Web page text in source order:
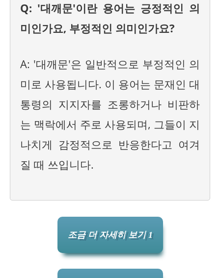
Q: '대깨문'이란 용어는 긍정적인 의
미인가요, 부정적인 의미인가요?
A: '대깨문'은 일반적으로 부정적인 의
미로 사용됩니다. 이 용어는 문재인 대
통령의 지지자를 조롱하거나 비판하
는 맥락에서 주로 사용되며, 그들이 지
나치게 감정적으로 반응한다고 여겨
질 때 쓰입니다.
조금 더 자세히 보기 1